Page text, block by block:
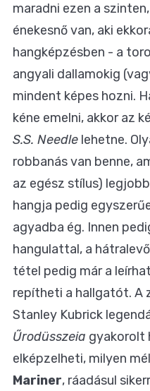
maradni ezen a
énekesnő van, aki
hangképzésben - a
angyali dallamokig
mindent képes hozni.
kéne emelni, akkor az
S.S. Needle lehetne.
robbanás van benne,
az egész stílus)
hangja pedig
agyadba ég. Innen
hangulattal, a
tétel pedig már a
repítheti a hallgatót. A
Stanley Kubrick
Űrodüsszeia gyakorolt
elképzelheti, milyen
Mariner, ráadásul